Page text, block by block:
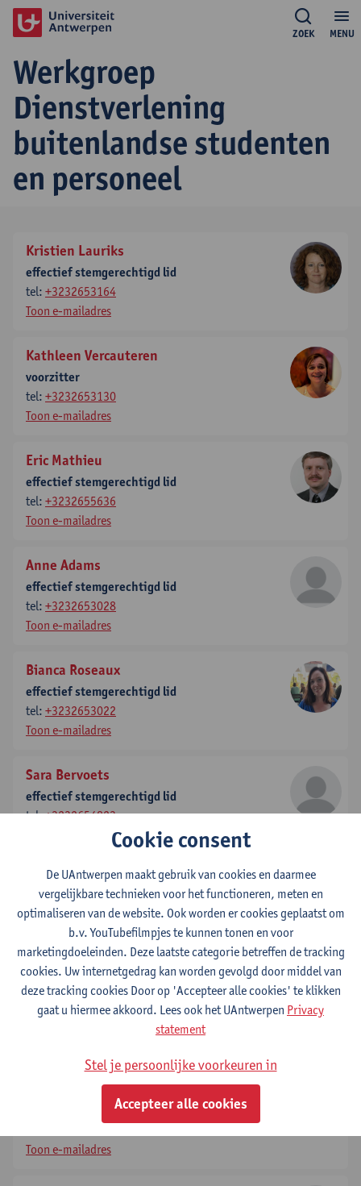
MENU
ZOEK
Werkgroep
Dienstverlening
buitenlandse studenten
en personeel
Kristien Lauriks
effectief stemgerechtigd lid
tel: +3232653164
Toon e-mailadres
Kathleen Vercauteren
voorzitter
tel: +3232653130
Toon e-mailadres
Eric Mathieu
effectief stemgerechtigd lid
tel: +3232655636
Toon e-mailadres
Anne Adams
effectief stemgerechtigd lid
tel: +3232653028
Toon e-mailadres
Bianca Roseaux
effectief stemgerechtigd lid
tel: +3232653022
Toon e-mailadres
Sara Bervoets
effectief stemgerechtigd lid
tel:+3232654823
Inge Caenen
secretaris
tel:+3232654888
Toon e-mailadres
Pieter Spooren
effectief stemgerechtigd lid
effectief stemgerechtigd lid
Toon e-mailadres
Cookie consent
De UAntwerpen maakt gebruik van cookies en daarmee
vergelijkbare technieken voor het functioneren, meten en
optimaliseren van de website. Ook worden er cookies geplaatst om
b.v. YouTubefilmpjes te kunnen tonen en voor
marketingdoeleinden. Deze laatste categorie betreffen de tracking
cookies. Uw internetgedrag kan worden gevolgd door middel van
deze tracking cookies Door op 'Accepteer alle cookies' te klikken
gaat u hiermee akkoord. Lees ook het UAntwerpen Privacy
statement
Stel je persoonlijke voorkeuren in
Accepteer alle cookies